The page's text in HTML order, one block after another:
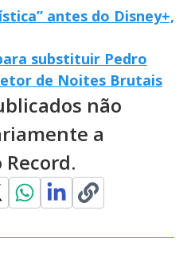
antes do Disney+,
substituir Pedro
de Noites Brutais
não
a